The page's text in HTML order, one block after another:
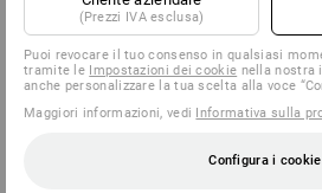
(Prezzi IVA esclusa)
Puoi revocare il tuo consenso in qualsiasi
tramite le Impostazioni dei cookie nella nostra
anche personalizzare la tua scelta alla voce
Maggiori informazioni, vedi Informativa sulla
Configura i cookie